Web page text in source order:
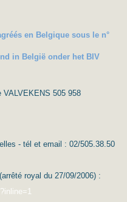
en Belgique sous le n°
in België onder het BIV
505 958
- tél et email : 02/505.38.50
royal du 27/09/2006) :